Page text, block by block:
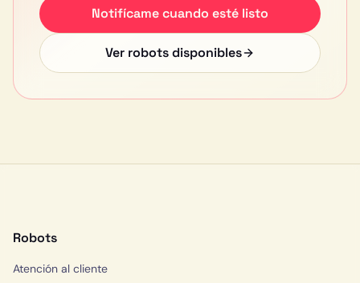
Notifícame cuando esté listo
Ver robots disponibles
Robots
Atención al cliente